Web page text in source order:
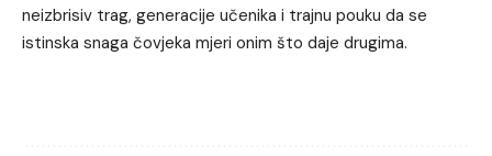
neizbrisiv trag, generacije učenika i trajnu pouku da se
istinska snaga čovjeka mjeri onim što daje drugima.